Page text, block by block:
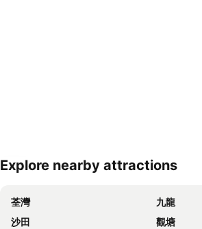
展開地圖
Explore nearby attractions
荃灣
九龍
沙田
觀塘